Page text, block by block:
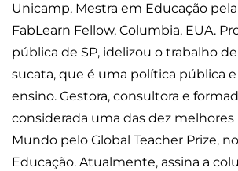
Unicamp, Mestra em Educação pela
FabLearn Fellow, Columbia, EUA.
pública de SP, idelizou o trabalho
sucata, que é uma política pública
ensino. Gestora, consultora e
considerada uma das dez melhores
Mundo pelo Global Teacher Prize,
Educação. Atualmente, assina a